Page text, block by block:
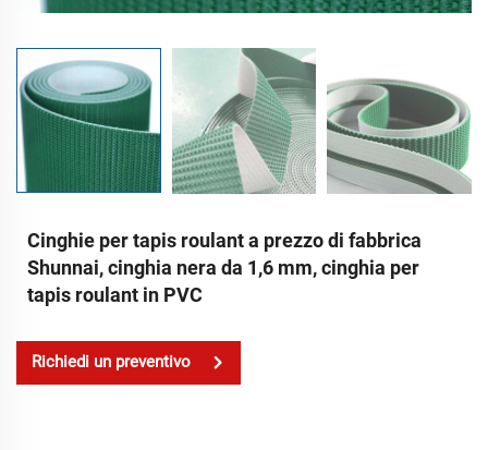
Cinghie per tapis roulant a prezzo di fabbrica
Shunnai, cinghia nera da 1,6 mm, cinghia per
tapis roulant in PVC
Richiedi un preventivo